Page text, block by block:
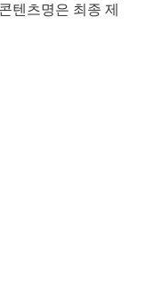
텐츠명은 최종 제